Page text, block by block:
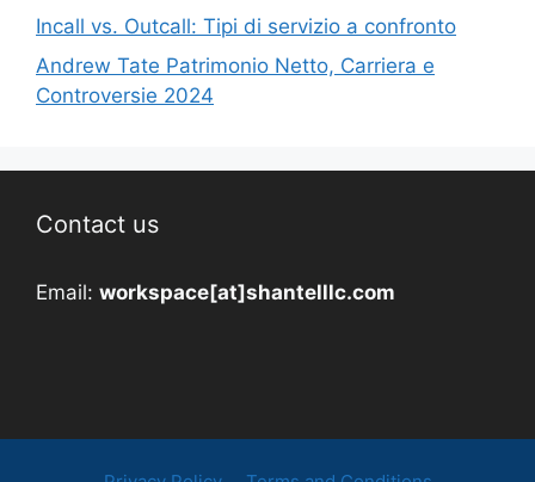
Incall vs. Outcall: Tipi di servizio a confronto
Andrew Tate Patrimonio Netto, Carriera e
Controversie 2024
Contact us
Email: workspace[at]shantelllc.com